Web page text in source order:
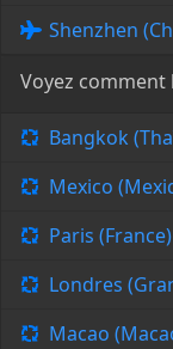
Shenzhen
Voyez comment
Bangkok
Mexico
Paris (France)
Londres
Macao